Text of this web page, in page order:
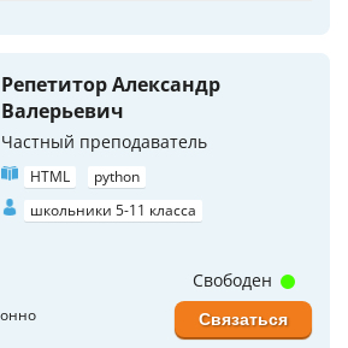
Репетитор Александр
Валерьевич
Частный преподаватель
HTML
python
школьники 5-11 класса
Свободен
Связаться